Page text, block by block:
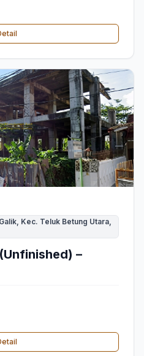
Kec. Teluk Betung Utara,
–